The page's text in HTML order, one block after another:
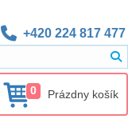
+420 224 817 477
0 Prázdny košík